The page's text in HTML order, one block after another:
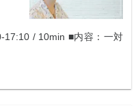
17:10 / 10min ■内容：一対